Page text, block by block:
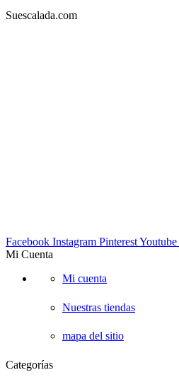
Suescalada.com
Facebook Instagram PinterestYoutube
Mi Cuenta
Mi cuenta
Nuestras tiendas
mapa del sitio
Categorías